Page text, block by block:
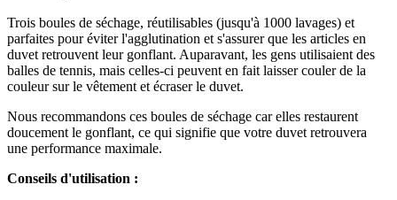
Trois boules de séchage, réutilisables (jusqu'à 1000 lavages) et
parfaites pour éviter l'agglutination et s'assurer que les articles en
duvet retrouvent leur gonflant. Auparavant, les gens utilisaient des
balles de tennis, mais celles-ci peuvent en fait laisser couler de la
couleur sur le vêtement et écraser le duvet.
Nous recommandons ces boules de séchage car elles restaurent
doucement le gonflant, ce qui signifie que votre duvet retrouvera
une performance maximale.
Conseils d'utilisation :